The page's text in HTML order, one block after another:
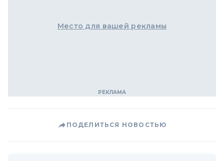
Место для вашей рекламы
ПОДЕЛИТЬСЯ НОВОСТЬЮ